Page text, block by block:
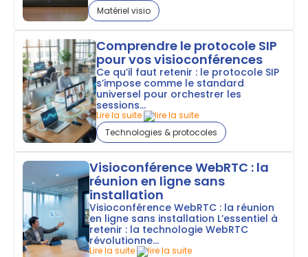
Matériel visio
Comprendre le protocole SIP
pour vos visioconférences
Ce qu’il faut retenir : le protocole SIP
s’impose comme le standard
universel pour orchestrer les
sessions...
Lire la suite
Technologies & protocoles
Visioconférence WebRTC : la
réunion en ligne sans
installation
Visioconférence WebRTC : la réunion
en ligne sans installation L’essentiel à
retenir : la technologie WebRTC
révolutionne...
Lire la suite